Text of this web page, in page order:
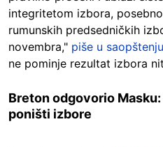
integritetom izbora,
rumunskih predsedničkih
novembra," piše u
ne pominje rezultat izbora
Breton odgovorio
poništi izbore